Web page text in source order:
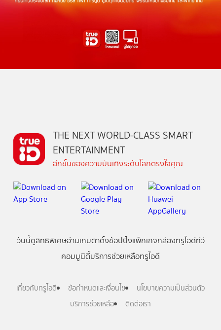
THE NEXT WORLD-CLASS SMART
ENTERTAINMENT
อีกขั้นของความบันเทิงระดับโลกตรงใจคุณ
วันนี้ดูสิทธิพิเศษอ่านเกมตาตั้งช้อปปิ้งแพ็กเกจกล่องทรูไอดีทีวี
คอมมูนิตี้บริการช่วยเหลือทรูไอดี
เกี่ยวกับทรูไอดี ข้อกำหนดและเงื่อนไข
นโยบายความเป็นส่วนตัว
บริการช่วยเหลือ
ติดต่อเรา